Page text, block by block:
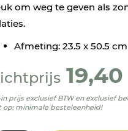
om weg te geven als
Afmeting: 23.5 x 50.5 cm
19,40
prijs exclusief BTW en exclusief
op: minimale besteleenheid!